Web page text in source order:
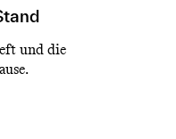
und die